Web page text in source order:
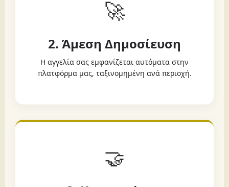
🚀
2. Άμεση Δημοσίευση
Η αγγελία σας εμφανίζεται αυτόματα στην
πλατφόρμα μας, ταξινομημένη ανά περιοχή.
🤝